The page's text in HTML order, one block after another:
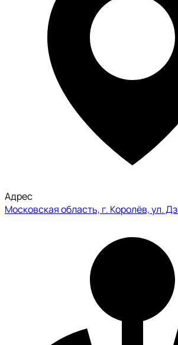
Адрес
Московская область, г. Королёв, ул.